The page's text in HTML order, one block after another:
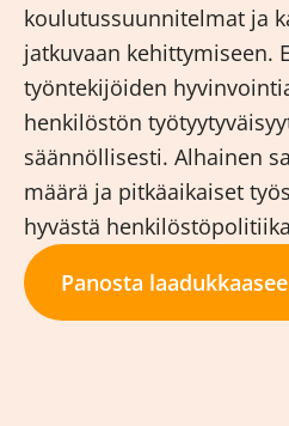
koulutussuunnitelmat ja
jatkuvaan kehittymiseen.
työntekijöiden
henkilöstön
säännöllisesti. Alhainen
määrä ja pitkäaikaiset
hyvästä
Panosta